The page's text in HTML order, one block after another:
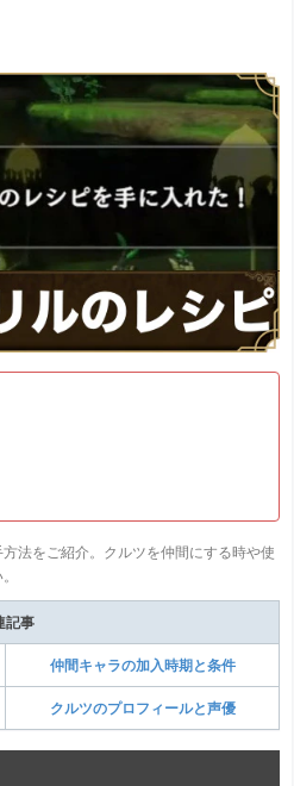
法をご紹介。クルツを仲間にする時や使
記事
仲間キャラの加入時期と条件
クルツのプロフィールと声優